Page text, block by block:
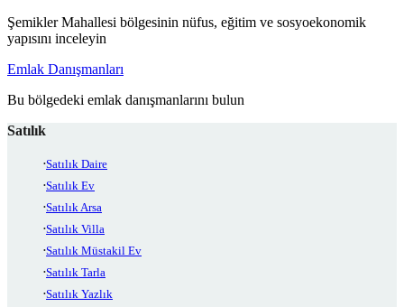
Şemikler Mahallesi bölgesinin nüfus, eğitim ve sosyoekonomik
yapısını inceleyin
Emlak Danışmanları
Bu bölgedeki emlak danışmanlarını bulun
Satılık
Satılık Daire
Satılık Ev
Satılık Arsa
Satılık Villa
Satılık Müstakil Ev
Satılık Tarla
Satılık Yazlık